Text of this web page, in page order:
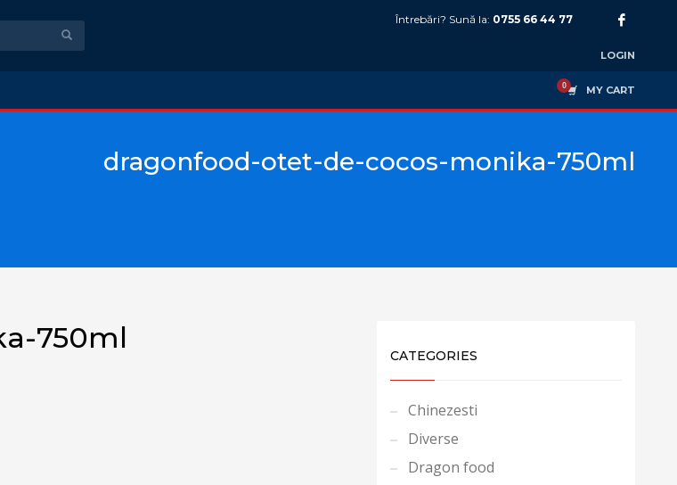
Întrebări? Sună la: 0755 66 44 77
LOGIN
MY CART
dragonfood-otet-de-cocos-monika-750ml
750ml
CATEGORIES
Chinezesti
Diverse
Dragon food